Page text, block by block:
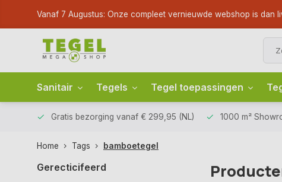
Vanaf 7 Augustus: Onze compleet vernieuwde webshop is dan
Sanitair Tegels Tegel toepassingen
Gratis bezorging vanaf € 299,95 (NL) 1000 m²
Home Tags bamboetegel
Gerecticifeerd